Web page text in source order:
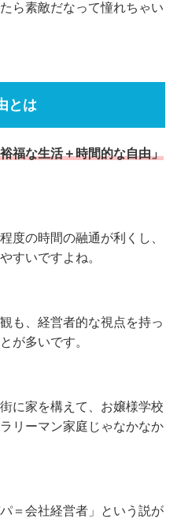
ら素敵だなって憧れちゃい
とは
福な生活＋時間的な自由」
度の時間の融通が利くし、
すいですよね。
も、経営者的な視点を持っ
が多いです。
に家を構えて、お嬢様学校
リーマン家庭じゃなかなか
＝会社経営者」という説が